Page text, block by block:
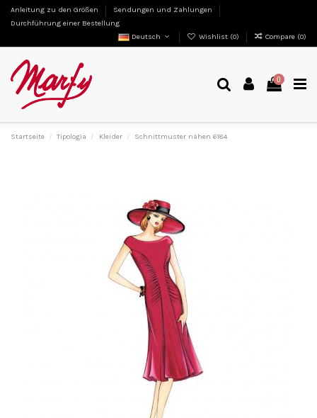
Anleitung zu den Größen
Sendungen und Zahlungen
Durchführung einer Bestellung
Deutsch
Wishlist (0) Compare (0)
0
Startseite Tipologia Kleider Schnittmuster nähen 6184